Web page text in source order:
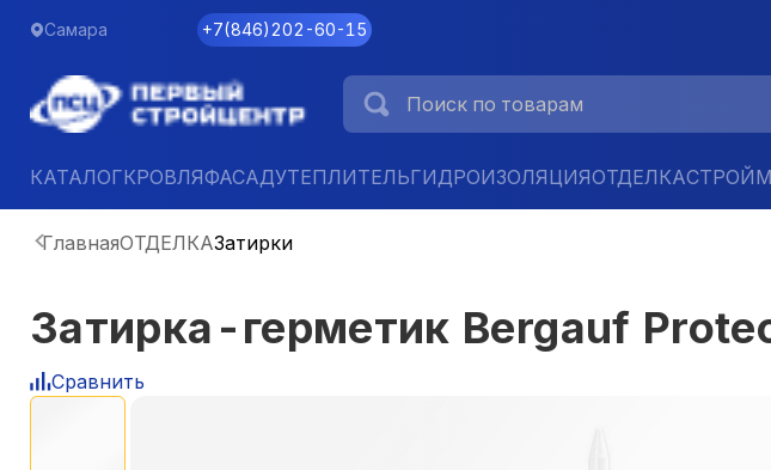
Самара +7(846)202-60-15
КАТАЛОГКРОВЛЯФАСАДУТЕПЛИТЕЛЬГИДРОИЗОЛЯЦИЯОТДЕЛКА
ГлавнаяОТДЕЛКАЗатирки
Затирка-герметик Bergauf
Сравнить